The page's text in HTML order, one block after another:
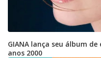
GIANA lança seu álbum de
anos 2000